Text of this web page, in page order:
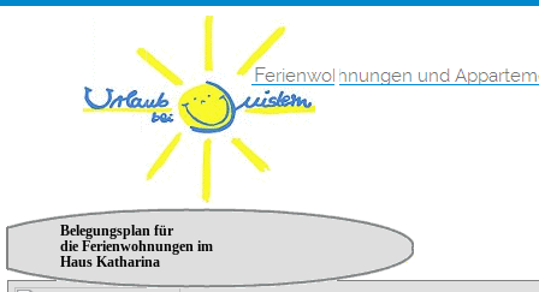
Belegungsplan für
die Ferienwohnungen im
Haus Katharina